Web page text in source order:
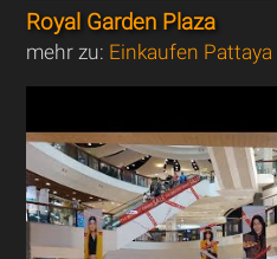
Royal Garden Plaza
mehr zu: Einkaufen Pattaya